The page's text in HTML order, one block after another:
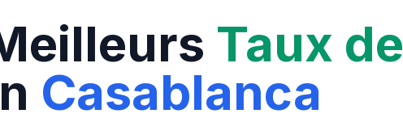
Taux de
Casablanca